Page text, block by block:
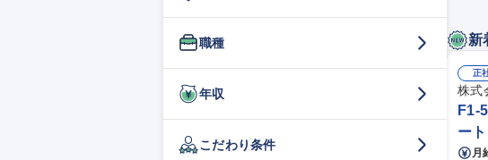
職種
年収
こだわり条件
新
正
株式
F1-
ー
月